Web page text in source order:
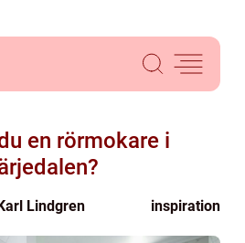
en rörmokare i
Lindgren inspiration